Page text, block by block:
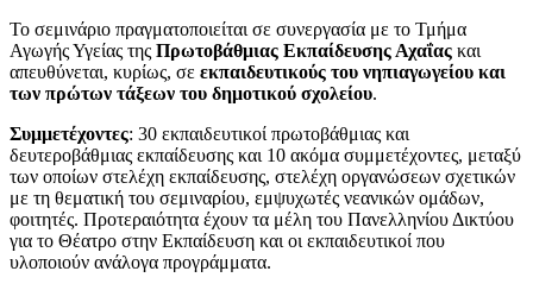
Το σεμινάριο πραγματοποιείται σε συνεργασία με το Τμήμα
Αγωγής Υγείας της Πρωτοβάθμιας Εκπαίδευσης Αχαΐας και
απευθύνεται, κυρίως, σε εκπαιδευτικούς του νηπιαγωγείου και
των πρώτων τάξεων του δημοτικού σχολείου.
Συμμετέχοντες: 30 εκπαιδευτικοί πρωτοβάθμιας και
δευτεροβάθμιας εκπαίδευσης και 10 ακόμα συμμετέχοντες, μεταξύ
των οποίων στελέχη εκπαίδευσης, στελέχη οργανώσεων σχετικών
με τη θεματική του σεμιναρίου, εμψυχωτές νεανικών ομάδων,
φοιτητές. Προτεραιότητα έχουν τα μέλη του Πανελληνίου Δικτύου
για το Θέατρο στην Εκπαίδευση και οι εκπαιδευτικοί που
υλοποιούν ανάλογα προγράμματα.